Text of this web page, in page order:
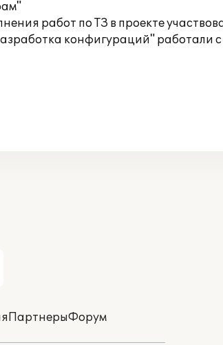
работ по ТЗ в проекте
конфигураций" работали
ПартнерыФорум